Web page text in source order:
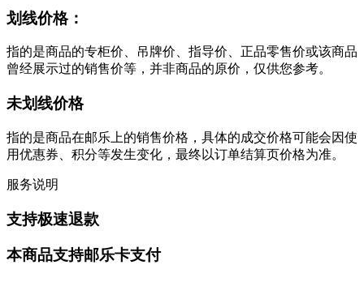
划线价格：
指的是商品的专柜价、吊牌价、指导价、正品零售价或该商品
曾经展示过的销售价等，并非商品的原价，仅供您参考。
未划线价格
指的是商品在邮乐上的销售价格，具体的成交价格可能会因使
用优惠券、积分等发生变化，最终以订单结算页价格为准。
服务说明
支持极速退款
本商品支持邮乐卡支付